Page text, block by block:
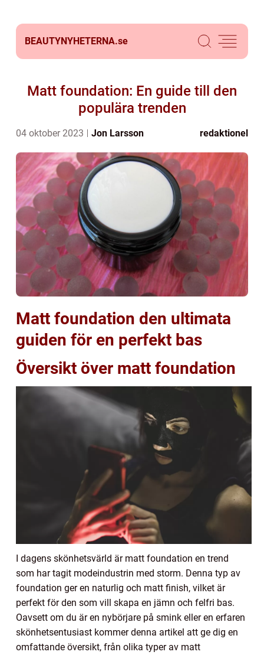
BEAUTYNYHETERNA.se
Matt foundation: En guide till den
populära trenden
04 oktober 2023 Jon Larsson redaktionel
Matt foundation den ultimata
guiden för en perfekt bas
Översikt över matt foundation
I dagens skönhetsvärld är matt foundation en trend
som har tagit modeindustrin med storm. Denna typ av
foundation ger en naturlig och matt finish, vilket är
perfekt för den som vill skapa en jämn och felfri bas.
Oavsett om du är en nybörjare på smink eller en erfaren
skönhetsentusiast kommer denna artikel att ge dig en
omfattande översikt, från olika typer av matt